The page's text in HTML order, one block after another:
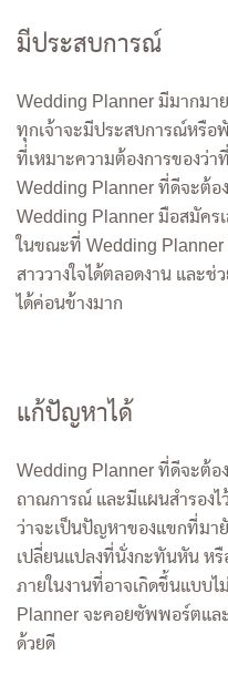
มีประสบการณ์
Wedding Planner มีมากมาย
ทุกเจ้าจะมีประสบการณ์หรือ
ที่เหมาะความต้องการของว่า
Wedding Planner ที่ดีจะต้อ
Wedding Planner มือสมัคร
ในขณะที่ Wedding
สาววางใจได้ตลอดงาน และช่
ได้ค่อนข้างมาก
แก้ปัญหาได้
Wedding Planner ที่ดีจะต้อ
ถาณการณ์ และมีแผนสำรองไ
ว่าจะเป็นปัญหาของแขกที่มา
เปลี่ยนแปลงที่นั่งกะทันหัน หรื
ภายในงานที่อาจเกิดขึ้นแบบ
Planner จะคอยซัพพอร์ตแล
ด้วยดี